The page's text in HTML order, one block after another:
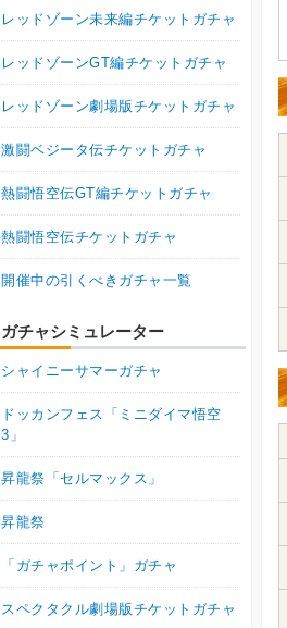
レッドゾーン未来編チケットガチャ
レッドゾーンGT編チケットガチャ
レッドゾーン劇場版チケットガチャ
激闘ベジータ伝チケットガチャ
熱闘悟空伝GT編チケットガチャ
熱闘悟空伝チケットガチャ
開催中の引くべきガチャ一覧
ガチャシミュレーター
シャイニーサマーガチャ
ドッカンフェス「ミニダイマ悟空
3」
昇龍祭「セルマックス」
昇龍祭
「ガチャポイント」ガチャ
スペクタクル劇場版チケットガチャ